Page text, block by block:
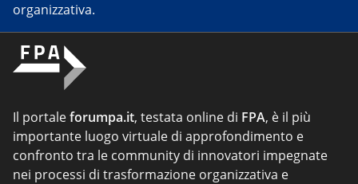
organizzativa.
Il portaleforumpa.it, testata online di FPA, è il più
importante luogo virtuale di approfondimento e
confronto tra le community di innovatori impegnate
nei processi di trasformazione organizzativa e